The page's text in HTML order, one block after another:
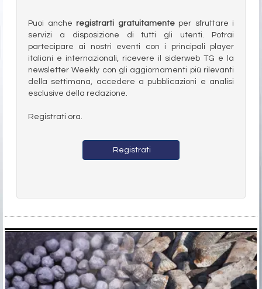
Puoi anche registrarti gratuitamenteper sfruttare i
servizi a disposizione di tutti gli utenti. Potrai
partecipare ai nostri eventi con i principali player
italiani e internazionali, ricevere il siderweb TG e la
newsletter Weekly con gli aggiornamenti più rilevanti
della settimana, accedere a pubblicazioni e analisi
esclusive della redazione.
Registrati ora.
Registrati